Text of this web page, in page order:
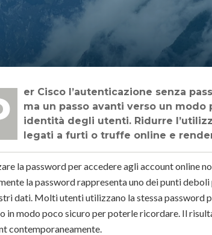
tecnologica,
ma un passo avanti verso un
identità degli utenti. Ridurre
legati a furti o truffe online e
la password per accedere agli account online
la password rappresenta uno dei punti
dati. Molti utenti utilizzano la stessa password
in modo poco sicuro per poterle ricordare. Il
contemporaneamente.